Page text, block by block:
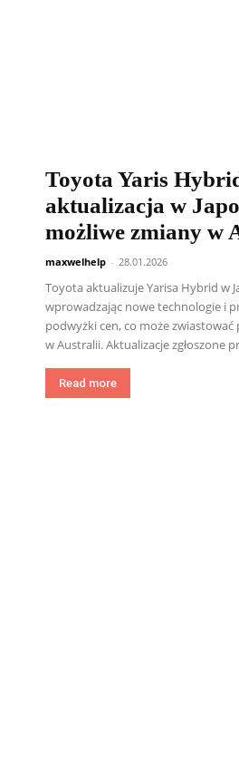
Toyota Yaris
aktualizacja w
możliwe zmiany w
maxwelhelp - 28.01.2026
Toyota aktualizuje Yarisa Hybrid w
wprowadzając nowe technologie i
podwyżki cen, co może
w Australii. Aktualizacje zgłoszone
Read more